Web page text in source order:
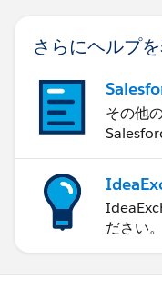
さらにヘルプ
その他
ださい。